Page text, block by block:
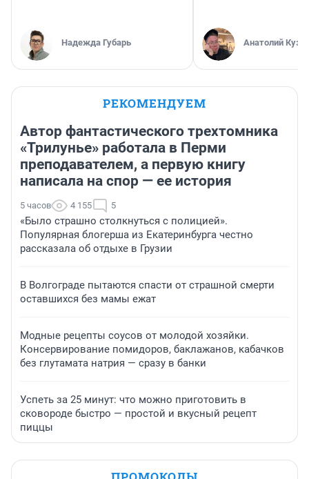
Надежда Губарь Анатолий
РЕКОМЕНДУЕМ
Автор фантастического трехтомника
«Трилунье» работала в Перми
преподавателем, а первую книгу
написала на спор — ее история
5 часов 4 155 5
«Было страшно столкнуться с полицией».
Популярная блогерша из Екатеринбурга честно
рассказала об отдыхе в Грузии
В Волгограде пытаются спасти от страшной смерти
оставшихся без мамы ежат
Модные рецепты соусов от молодой хозяйки.
Консервирование помидоров, баклажанов, кабачков
без глутамата натрия — сразу в банки
Успеть за 25 минут: что можно приготовить в
сковороде быстро — простой и вкусный рецепт
пиццы